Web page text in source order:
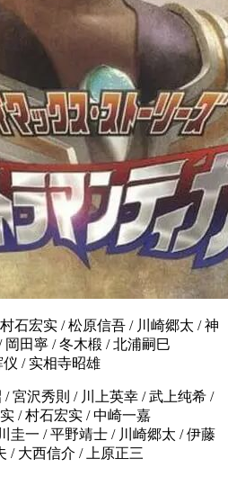
石宏实 / 松原信吾 / 川崎郷太 / 神
岡田寧 / 冬木椴 / 北浦嗣巳
仪 / 实相寺昭雄
宮沢秀則 / 川上英幸 / 武上纯希 /
/ 村石宏实 / 中崎一嘉
圭一 / 平野靖士 / 川崎郷太 / 伊藤
/ 大西信介 / 上原正三